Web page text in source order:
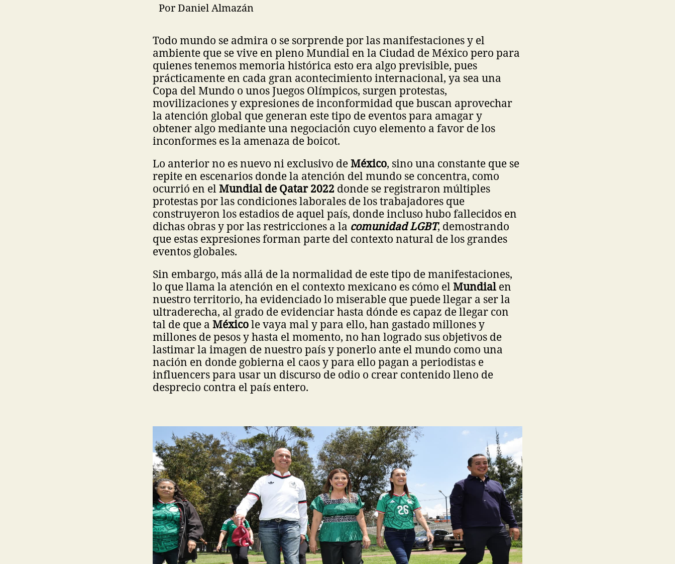
Por Daniel Almazán
Todo mundo se admira o se sorprende por las manifestaciones y el
ambiente que se vive en pleno Mundial en la Ciudad de México pero para
quienes tenemos memoria histórica esto era algo previsible, pues
prácticamente en cada gran acontecimiento internacional, ya sea una
Copa del Mundo o unos Juegos Olímpicos, surgen protestas,
movilizaciones y expresiones de inconformidad que buscan aprovechar
la atención global que generan este tipo de eventos para amagar y
obtener algo mediante una negociación cuyo elemento a favor de los
inconformes es la amenaza de boicot.
Lo anterior no es nuevo ni exclusivo deMéxico, sino una constante que se
repite en escenarios donde la atención del mundo se concentra, como
ocurrió en elMundial de Qatar 2022 donde se registraron múltiples
protestas por las condiciones laborales de los trabajadores que
construyeron los estadios de aquel país, donde incluso hubo fallecidos en
dichas obras y por las restricciones a la comunidad LGBT, demostrando
que estas expresiones forman parte del contexto natural de los grandes
eventos globales.
Sin embargo, más allá de la normalidad de este tipo de manifestaciones,
lo que llama la atención en el contexto mexicano es cómo elMundialen
nuestro territorio, ha evidenciado lo miserable que puede llegar a ser la
ultraderecha, al grado de evidenciar hasta dónde es capaz de llegar con
tal de que a Méxicole vaya mal y para ello, han gastado millones y
millones de pesos y hasta el momento, no han logrado sus objetivos de
lastimar la imagen de nuestro país y ponerlo ante el mundo como una
nación en donde gobierna el caos y para ello pagan a periodistas e
influencers para usar un discurso de odio o crear contenido lleno de
desprecio contra el país entero.